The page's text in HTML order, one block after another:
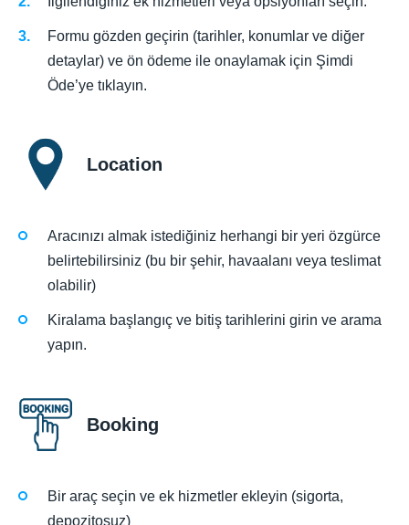
Formu gözden geçirin (tarihler, konumlar ve diğer
detaylar) ve ön ödeme ile onaylamak için Şimdi
Öde’ye tıklayın.
Location
Aracınızı almak istediğiniz herhangi bir yeri özgürce
belirtebilirsiniz (bu bir şehir, havaalanı veya teslimat
olabilir)
Kiralama başlangıç ve bitiş tarihlerini girin ve arama
yapın.
Booking
Bir araç seçin ve ek hizmetler ekleyin (sigorta,
depozitosuz)